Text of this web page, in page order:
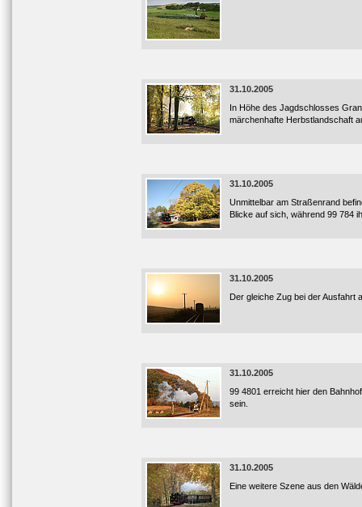
31.10.2005
In Höhe des Jagdschlosses
märchenhafte Herbstlandschaft
31.10.2005
Unmittelbar am Straßenrand
Blicke auf sich, während 99 784
31.10.2005
Der gleiche Zug bei der Ausfahrt
31.10.2005
99 4801 erreicht hier den
sein.
31.10.2005
Eine weitere Szene aus den